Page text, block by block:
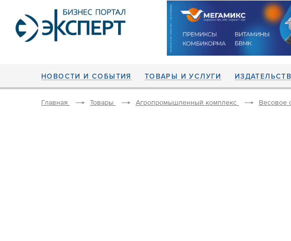
НОВОСТИ И СОБЫТИЯ ТОВАРЫ И УСЛУГИ
Главная Товары Агропромышленный комплекс Весовое